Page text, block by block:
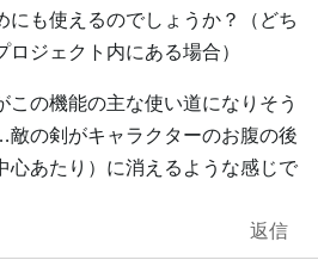
にも使えるのでしょうか？（どち
ジェクト内にある場合）
この機能の主な使い道になりそう
の剣がキャラクターのお腹の後
心あたり）に消えるような感じで
返信